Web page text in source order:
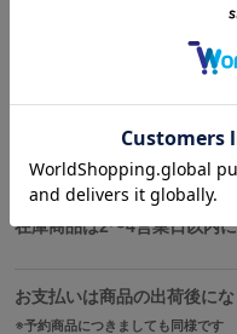
カードポケットが5箇所つい
お買い物で困った時はこちら
送料は全国一律1,000円。表
在庫商品は2〜4営業日以内
お支払いは商品の出荷後に
予約商品につきましても同様です